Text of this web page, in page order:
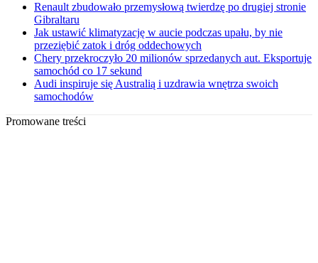
Renault zbudowało przemysłową twierdzę po drugiej stronie
Gibraltaru
Jak ustawić klimatyzację w aucie podczas upału, by nie
przeziębić zatok i dróg oddechowych
Chery przekroczyło 20 milionów sprzedanych aut. Eksportuje
samochód co 17 sekund
Audi inspiruje się Australią i uzdrawia wnętrza swoich
samochodów
Promowane treści